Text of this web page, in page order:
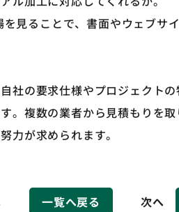
見ることで、書面やウェブサ
社の要求仕様やプロジェクト
。複数の業者から見積もりを
力が求められます。
一覧へ戻る 次へ